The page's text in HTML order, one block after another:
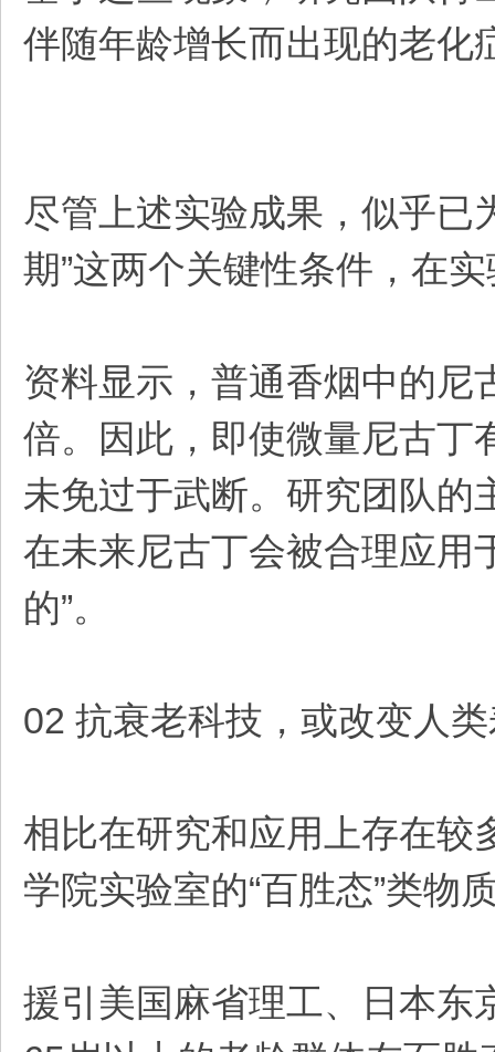
伴随年龄增长而出现的老化
尽管上述实验成果，似乎已
期”这两个关键性条件，在
资料显示，普通香烟中的尼
倍。因此，即使微量尼古丁
未免过于武断。研究团队的
在未来尼古丁会被合理应用
的”。
02 抗衰老科技，或改变人
相比在研究和应用上存在较
学院实验室的“百胜态”类物
援引美国麻省理工、日本东